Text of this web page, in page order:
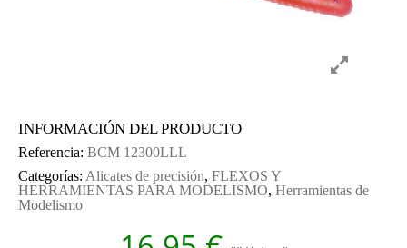
INFORMACIÓN DEL PRODUCTO
Referencia: BCM 12300LLL
Categorías: Alicates de precisión, FLEXOS Y
HERRAMIENTAS PARA MODELISMO, Herramientas de
Modelismo